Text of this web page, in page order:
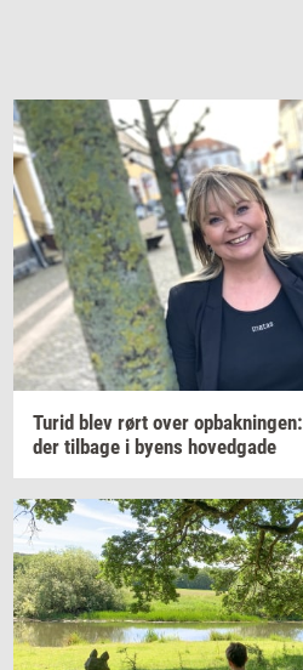
Turid blev rørt over op­bak­nin­gen:
der til­ba­ge i byens ho­ved­ga­de